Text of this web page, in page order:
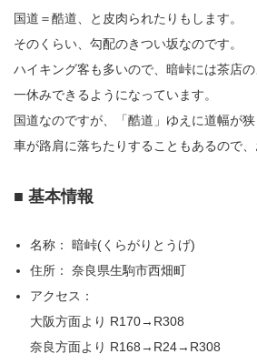
国道＝酷道、と皮肉られたりもします。
そのくらい、勾配のきつい坂なのです。
ハイキング客も多いので、暗峠には茶店
一休みできるようになっています。
国道なのですが、「酷道」ゆえに道幅が狭
車が路肩に落ちたりすることもあるので、
■ 基本情報
名称： 暗峠(くらがりとうげ)
住所： 奈良県生駒市西畑町
アクセス：
大阪方面より R170→R308
奈良方面より R168→R24→R308